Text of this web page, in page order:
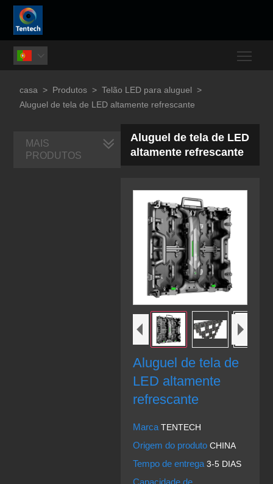

casa > Produtos > Telão LED para aluguel >
Aluguel de tela de LED altamente refrescante
Aluguel de tela de LED
altamente refrescante
Aluguel de tela de
LED altamente
refrescante
Marca TENTECH
Origem do produto CHINA
Tempo de entrega 3-5 DIAS
Capacidade de
MAIS
PRODUTOS